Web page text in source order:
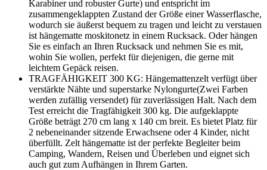
Karabiner und robuster Gurte) und entspricht im
zusammengeklappten Zustand der Größe einer Wasserflasche,
wodurch sie äußerst bequem zu tragen und leicht zu verstauen
ist hängematte moskitonetz in einem Rucksack. Oder hängen
Sie es einfach an Ihren Rucksack und nehmen Sie es mit,
wohin Sie wollen, perfekt für diejenigen, die gerne mit
leichtem Gepäck reisen.
TRAGFÄHIGKEIT 300 KG: Hängemattenzelt verfügt über
verstärkte Nähte und superstarke Nylongurte(Zwei Farben
werden zufällig versendet) für zuverlässigen Halt. Nach dem
Test erreicht die Tragfähigkeit 300 kg. Die aufgeklappte
Größe beträgt 270 cm lang x 140 cm breit. Es bietet Platz für
2 nebeneinander sitzende Erwachsene oder 4 Kinder, nicht
überfüllt. Zelt hängematte ist der perfekte Begleiter beim
Camping, Wandern, Reisen und Überleben und eignet sich
auch gut zum Aufhängen in Ihrem Garten.